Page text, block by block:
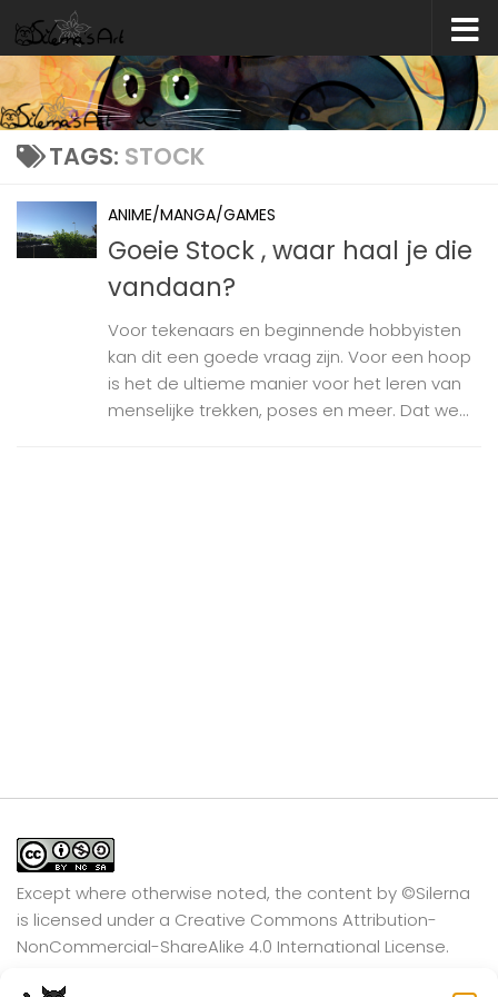
Skip to content
TAGS: STOCK
ANIME/MANGA/GAMES
Goeie Stock , waar haal je die
vandaan?
Voor tekenaars en beginnende hobbyisten
kan dit een goede vraag zijn. Voor een hoop
is het de ultieme manier voor het leren van
menselijke trekken, poses en meer. Dat we...
Except where otherwise noted, the content by ©Silerna
is licensed under a Creative Commons Attribution-
NonCommercial-ShareAlike 4.0 International License.